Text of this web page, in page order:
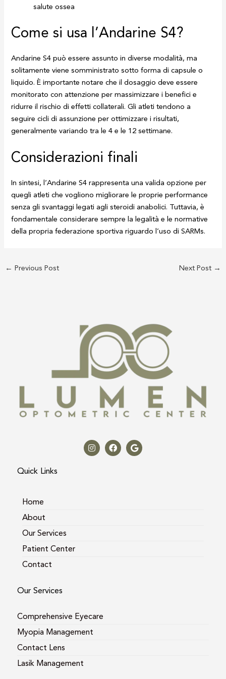
salute ossea
Come si usa l’Andarine S4?
Andarine S4 può essere assunto in diverse modalità, ma
solitamente viene somministrato sotto forma di capsule o
liquido. È importante notare che il dosaggio deve essere
monitorato con attenzione per massimizzare i benefici e
ridurre il rischio di effetti collaterali. Gli atleti tendono a
seguire cicli di assunzione per ottimizzare i risultati,
generalmente variando tra le 4 e le 12 settimane.
Considerazioni finali
In sintesi, l’Andarine S4 rappresenta una valida opzione per
quegli atleti che vogliono migliorare le proprie performance
senza gli svantaggi legati agli steroidi anabolici. Tuttavia, è
fondamentale considerare sempre la legalità e le normative
della propria federazione sportiva riguardo l’uso di SARMs.
← Previous Post Next Post →
n
s
t
a
c
e
o
o
g
Quick Links
Home
About
Our Services
Patient Center
Contact
Our Services
Comprehensive Eyecare
Myopia Management
Contact Lens
Lasik Management